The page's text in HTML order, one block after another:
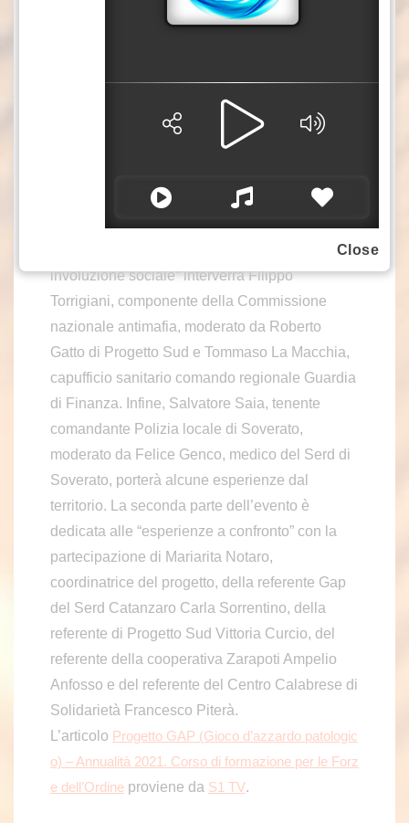
interventi. “Dalla prevenzione al trattamento del
coordinatrice del progetto Mariarita Notaro e dal
medico principale della Polizia di Stato M.
Carmela Zagari. Don Giacomo Panizza,
senza età, moderato dal maggiore medico
Rosamaria Squillacioti e dallo psicologo
involuzione sociale” interverrà Filippo
Torrigiani, componente della Commissione
nazionale antimafia, moderato da Roberto
Gatto di Progetto Sud e Tommaso La Macchia,
capufficio sanitario comando regionale Guardia
di Finanza. Infine, Salvatore Saia, tenente
comandante Polizia locale di Soverato,
moderato da Felice Genco, medico del Serd di
Soverato, porterà alcune esperienze dal
territorio. La seconda parte dell’evento è
dedicata alle “esperienze a confronto” con la
partecipazione di Mariarita Notaro,
coordinatrice del progetto, della referente Gap
del Serd Catanzaro Carla Sorrentino, della
referente di Progetto Sud Vittoria Curcio, del
referente della cooperativa Zarapoti Ampelio
Anfosso e del referente del Centro Calabrese di
Solidarietà Francesco Piterà.
L’articolo Progetto GAP (Gioco d’azzardo patologic
o) – Annualità 2021. Corso di formazione per le Forz
e dell’Ordine proviene da S1 TV.
Close